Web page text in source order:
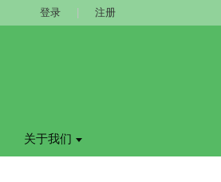
登录 注册
关于我们